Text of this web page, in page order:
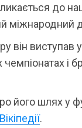
до
міжнародний
він виступав
і
його шлях у
Вікіпедії.